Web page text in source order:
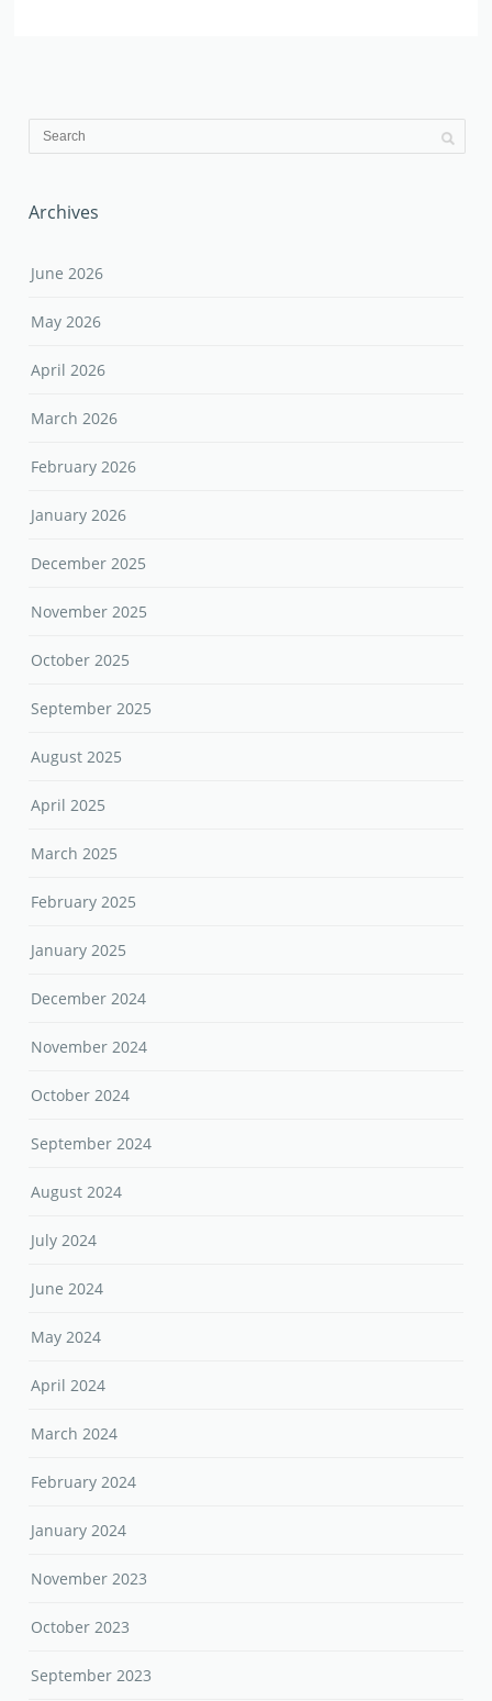
Archives
June 2026
May 2026
April 2026
March 2026
February 2026
January 2026
December 2025
November 2025
October 2025
September 2025
August 2025
April 2025
March 2025
February 2025
January 2025
December 2024
November 2024
October 2024
September 2024
August 2024
July 2024
June 2024
May 2024
April 2024
March 2024
February 2024
January 2024
November 2023
October 2023
September 2023